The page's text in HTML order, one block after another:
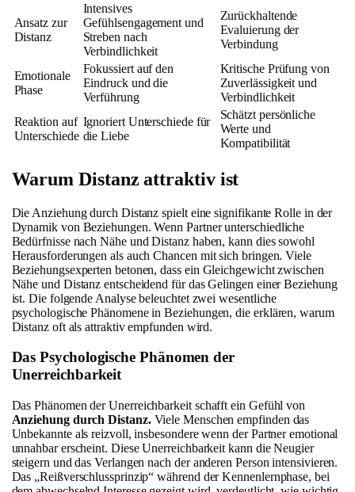
Ansatz zur
Distanz
Intensives
Gefühlsengagement und
Streben nach
Verbindlichkeit
Zurückhaltende
Evaluierung der
Verbindung
Emotionale
Phase
Fokussiert auf den
Eindruck und die
Verführung
Kritische Prüfung von
Zuverlässigkeit und
Verbindlichkeit
Reaktion auf
Unterschiede
Ignoriert Unterschiede für
die Liebe
Schätzt persönliche
Werte und
Kompatibilität
Warum Distanz attraktiv ist
Die Anziehung durch Distanz spielt eine signifikante Rolle in der
Dynamik von Beziehungen. Wenn Partner unterschiedliche
Bedürfnisse nach Nähe und Distanz haben, kann dies sowohl
Herausforderungen als auch Chancen mit sich bringen. Viele
Beziehungsexperten betonen, dass ein Gleichgewicht zwischen
Nähe und Distanz entscheidend für das Gelingen einer Beziehung
ist. Die folgende Analyse beleuchtet zwei wesentliche
psychologische Phänomene in Beziehungen, die erklären, warum
Distanz oft als attraktiv empfunden wird.
Das Psychologische Phänomen der
Unerreichbarkeit
Das Phänomen der Unerreichbarkeit schafft ein Gefühl von
Anziehung durch Distanz.Viele Menschen empfinden das
Unbekannte als reizvoll, insbesondere wenn der Partner emotional
unnahbar erscheint. Diese Unerreichbarkeit kann die Neugier
steigern und das Verlangen nach der anderen Person intensivieren.
Das „Reißverschlussprinzip“ während der Kennenlernphase, bei